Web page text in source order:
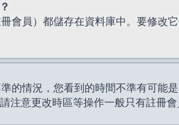
會員）都儲存在資料庫中。要修改
的情況，您看到的時間不準有可能
注意更改時區等操作一般只有註冊